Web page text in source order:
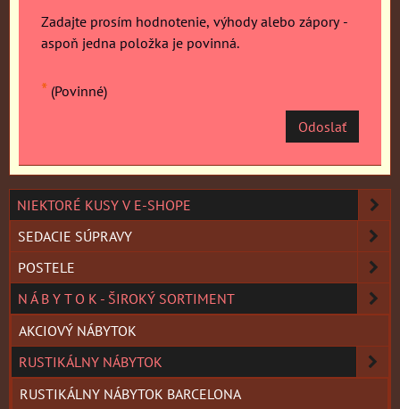
Zadajte prosím hodnotenie, výhody alebo zápory -
aspoň jedna položka je povinná.
* (Povinné)
Odoslať
NIEKTORÉ KUSY V E-SHOPE
SEDACIE SÚPRAVY
POSTELE
N Á B Y T O K - ŠIROKÝ SORTIMENT
AKCIOVÝ NÁBYTOK
RUSTIKÁLNY NÁBYTOK
RUSTIKÁLNY NÁBYTOK BARCELONA